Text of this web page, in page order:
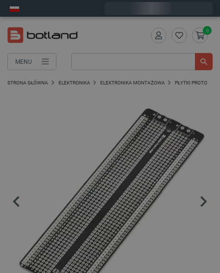
MENU
0
STRONA GŁÓWNA ELEKTRONIKA ELEKTRONIKA MONTAŻOWA PŁYTKI